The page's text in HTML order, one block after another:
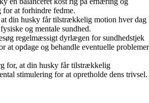
at forhindre fedme.
at din husky får tilstrækkelig motion hver dag
og mentale sundhed.
regelmæssigt dyrlægen for sundhedstjek
at opdage og behandle eventuelle problemer
for, at din husky får tilstrækkelig
stimulering for at opretholde dens trivsel.